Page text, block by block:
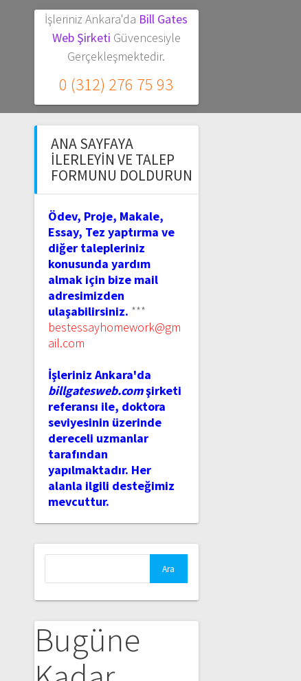
İşleriniz Ankara'da Bill Gates
Web Şirketi Güvencesiyle
Gerçekleşmektedir.
0 (312) 276 75 93
ANA SAYFAYA
İLERLEYIN VE TALEP
FORMUNU DOLDURUN
Ödev, Proje, Makale,
Essay, Tez yaptırma ve
diğer talepleriniz
konusunda yardım
almak için bize mail
adresimizden
ulaşabilirsiniz. ***
bestessayhomework@gm
ail.com
İşleriniz Ankara'da
billgatesweb.comşirketi
referansı ile, doktora
seviyesinin üzerinde
dereceli uzmanlar
tarafından
yapılmaktadır. Her
alanla ilgili desteğimiz
mevcuttur.
Bugüne